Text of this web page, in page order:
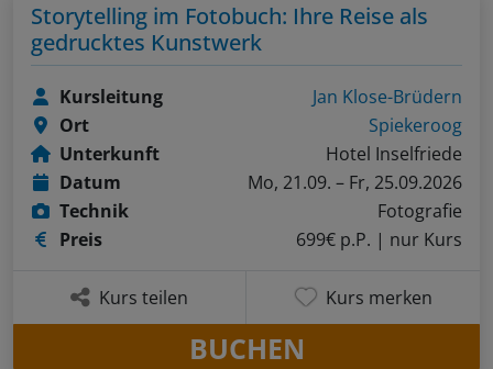
Storytelling im Fotobuch: Ihre Reise als
gedrucktes Kunstwerk
Kursleitung
Jan Klose-Brüdern
Ort
Spiekeroog
Unterkunft
Hotel Inselfriede
Datum
Mo, 21.09. – Fr, 25.09.2026
Technik
Fotografie
Preis
699€ p.P. | nur Kurs
Kurs teilen Kurs merken
BUCHEN